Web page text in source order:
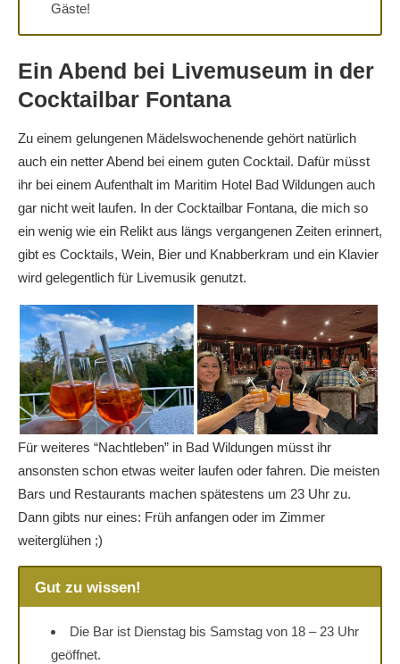
Gäste!
Ein Abend bei Livemuseum in der
Cocktailbar Fontana
Zu einem gelungenen Mädelswochenende gehört natürlich
auch ein netter Abend bei einem guten Cocktail. Dafür müsst
ihr bei einem Aufenthalt im Maritim Hotel Bad Wildungen auch
gar nicht weit laufen. In der Cocktailbar Fontana, die mich so
ein wenig wie ein Relikt aus längs vergangenen Zeiten erinnert,
gibt es Cocktails, Wein, Bier und Knabberkram und ein Klavier
wird gelegentlich für Livemusik genutzt.
Für weiteres “Nachtleben” in Bad Wildungen müsst ihr
ansonsten schon etwas weiter laufen oder fahren. Die meisten
Bars und Restaurants machen spätestens um 23 Uhr zu.
Dann gibts nur eines: Früh anfangen oder im Zimmer
weiterglühen ;)
Gut zu wissen!
Die Bar ist Dienstag bis Samstag von 18 – 23 Uhr
geöffnet.